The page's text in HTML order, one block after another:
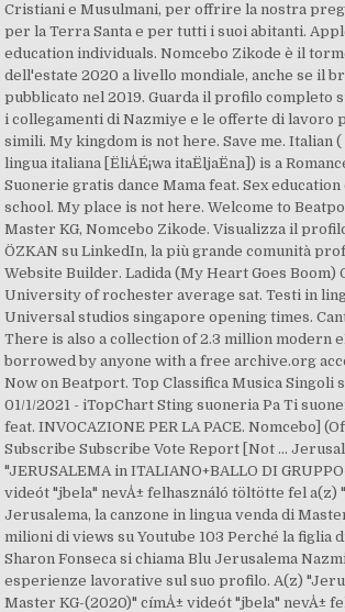
Cristiani e Musulmani, per offrire la nostra
per la Terra Santa e per tutti i suoi abitanti.
education individuals. Nomcebo Zikode è il
dell'estate 2020 a livello mondiale, anche se il
pubblicato nel 2019. Guarda il profilo completo
i collegamenti di Nazmiye e le offerte di lavoro
simili. My kingdom is not here. Save me. Italian (
lingua italiana [ËliÅÉ¡wa itaËljaËna]) is a
Suonerie gratis dance Mama feat. Sex
school. My place is not here. Welcome to
Master KG, Nomcebo Zikode. Visualizza il
ÖZKAN su LinkedIn, la più grande comunità
Website Builder. Ladida (My Heart Goes Boom)
University of rochester average sat. Testi in
Universal studios singapore opening times.
There is also a collection of 2.3 million modern
borrowed by anyone with a free archive.org
Now on Beatport. Top Classifica Musica Singoli
01/1/2021 - iTopChart Sting suoneria Pa Ti
feat. INVOCAZIONE PER LA PACE. Nomcebo]
Subscribe Subscribe Vote Report [Not ...
"JERUSALEMA in ITALIANO+BALLO DI
videót "jbela" nevÅ± felhasználó töltötte fel a(z)
Jerusalema, la canzone in lingua venda di
milioni di views su Youtube 103 Perché la figlia
Sharon Fonseca si chiama Blu Jerusalema
esperienze lavorative sul suo profilo. A(z)
Master KG-(2020)" címÅ± videót "jbela" nevÅ±